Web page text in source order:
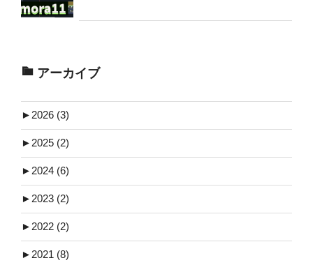
アーカイブ
► 2026 (3)
► 2025 (2)
► 2024 (6)
► 2023 (2)
► 2022 (2)
► 2021 (8)